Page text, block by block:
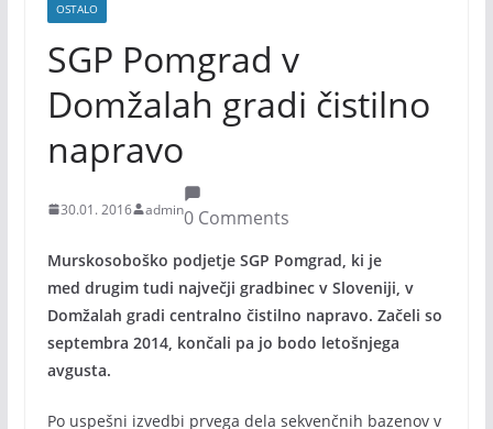
OSTALO
SGP Pomgrad v
Domžalah gradi čistilno
napravo
30.01. 2016 admin0 Comments
Murskosoboško podjetje SGP Pomgrad, ki je
med drugim tudi največji gradbinec v Sloveniji, v
Domžalah gradi centralno čistilno napravo. Začeli so
septembra 2014, končali pa jo bodo letošnjega
avgusta.
Po uspešni izvedbi prvega dela sekvenčnih bazenov v